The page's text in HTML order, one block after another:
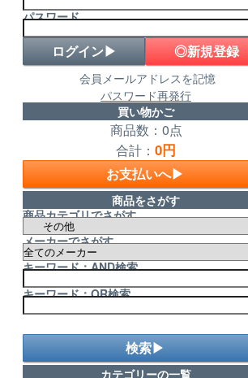
パスワード
◎新規登録
会員メールアドレスを記憶
パスワード再発行
買い物かご
商品数：0点
合計： 0円
お支払いへ▶
商品をさがす
商品カテゴリでさがす
メーカーでさがす
キーワード：AND検索
キーワード：OR検索
検索▶
カテゴリーの一覧